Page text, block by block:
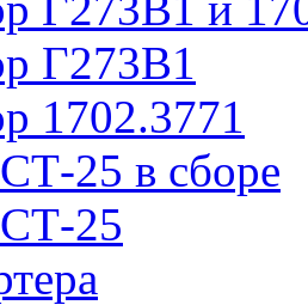
Г273В1
1702.3771
25 в сборе
25